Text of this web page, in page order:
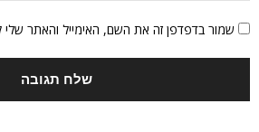
שמור בדפדפן זה את השם, האימייל והאתר